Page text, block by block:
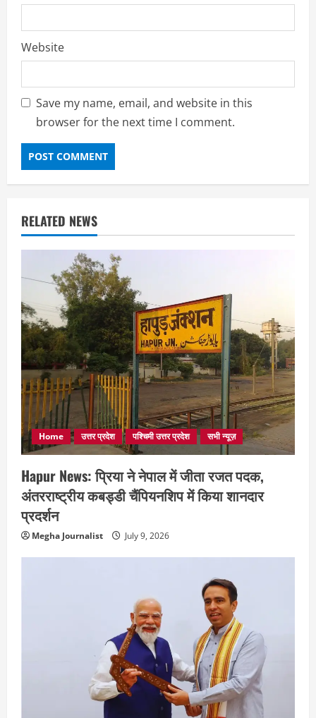
Website
Save my name, email, and website in this
browser for the next time I comment.
RELATED NEWS
Home उत्तर प्रदेश पश्चिमी उत्तर प्रदेश सभी न्यूज़
Hapur News: प्रिया ने नेपाल में जीता रजत पदक,
अंतरराष्ट्रीय कबड्डी चैंपियनशिप में किया शानदार
प्रदर्शन
Megha Journalist July 9, 2026